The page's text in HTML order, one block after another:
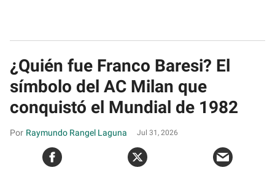
¿Quién fue Franco Baresi? El
símbolo del AC Milan que
conquistó el Mundial de 1982
Raymundo Rangel Laguna Jul 31, 2026